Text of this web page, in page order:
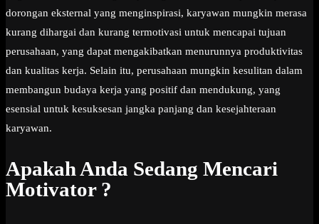
dorongan eksternal yang menginspirasi, karyawan mungkin merasa
kurang dihargai dan kurang termotivasi untuk mencapai tujuan
perusahaan, yang dapat mengakibatkan menurunnya produktivitas
dan kualitas kerja. Selain itu, perusahaan mungkin kesulitan dalam
membangun budaya kerja yang positif dan mendukung, yang
esensial untuk kesuksesan jangka panjang dan kesejahteraan
karyawan.
Apakah Anda Sedang Mencari
Motivator ?